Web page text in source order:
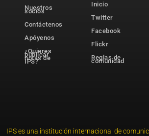
Nuestros
socios
Contáctenos
Apóyenos
¿Quieres
publicar
notas de
IPS?
Inicio
Twitter
Facebook
Flickr
Reglas de
comunidad
IPS es una institución internacional de